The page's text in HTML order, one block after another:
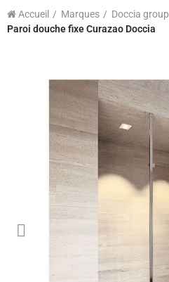
Accueil Marques
Doccia group
Paroi douche fixe Curazao Doccia